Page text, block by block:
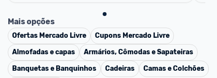
Mais opções
Ofertas Mercado Livre Cupons Mercado Livre
Almofadas e capas
Armários, Cômodas e Sapateiras
Banquetas e Banquinhos
Cadeiras
Camas e Colchões